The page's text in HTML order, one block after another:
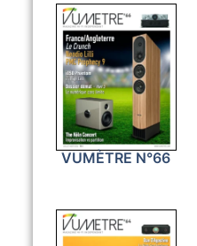
VUMÈTRE N°66